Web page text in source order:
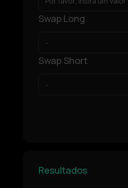
Swap Long
Swap Short
Resultados